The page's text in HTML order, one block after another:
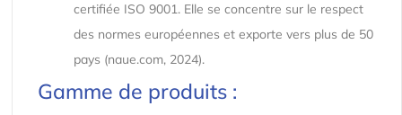
certifiée ISO 9001. Elle se concentre sur le respect
des normes européennes et exporte vers plus de 50
pays (naue.com, 2024).
Gamme de produits :